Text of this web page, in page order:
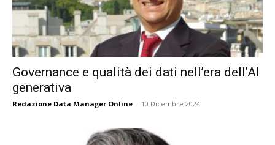
Governance e qualità dei dati nell’era dell’AI
generativa
Redazione Data Manager Online - 10 Dicembre 2024